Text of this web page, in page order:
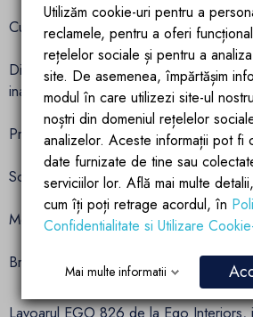
Culoare: Antracit mat
Dimensiuni: 71 cm lungime x 35.5 cm
inaltime
Preaplin: Fara
Scurgere: Ascunsa, cu capac
Montaj: Pe blat
Brand: Ego Interiors
Lavoarul EGO 826 de la Ego Interiors,
Utilizăm cookie-uri pentru a
reclamele, pentru a oferi
rețelelor sociale și pentru a
site. De asemenea, împărtășim
modul în care utilizezi site-ul
noștri din domeniul rețelelor
analizelor. Aceste informații pot fi
date furnizate de tine sau
serviciilor lor. Află mai multe
cum îți poți retrage acordul, în
Confidentialitate si Utilizare
Mai multe informatii